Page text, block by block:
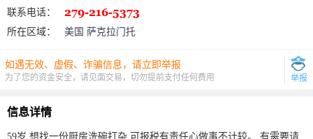
联系电话：
所在区域：
美国 萨克拉门托
如遇无效、虚假、诈骗信息，请立即举报
为了您的资金安全，请见面交易，切勿提前支付任何费用 举报
信息详情
59岁 想找一份厨房洗碗打杂 可报税有责任心做事不计较。 有需要请